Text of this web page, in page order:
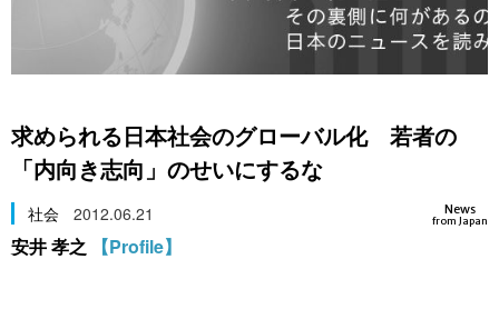
العربية
社会
文化
旅と暮らし
動画/Live
暮らし
スポーツ・東京2020
お知らせ
求められる日本社会のグローバル化 若者の
「内向き志向」のせいにするな
News
from Japan
社会 2012.06.21
安井 孝之 【Profile】